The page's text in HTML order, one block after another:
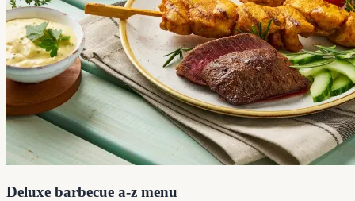
Deluxe barbecue a-z menu